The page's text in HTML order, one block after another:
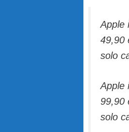
Apple
49,90
solo
Apple
99,90
solo